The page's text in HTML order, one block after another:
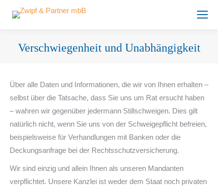
Verschwiegenheit und Unabhängigkeit
Über alle Daten und Informationen, die wir von Ihnen erhalten –
selbst über die Tatsache, dass Sie uns um Rat ersucht haben
– wahren wir gegenüber jedermann Stillschweigen. Dies gilt
natürlich nicht, wenn Sie uns von der Schweigepflicht befreien,
beispielsweise für Verhandlungen mit Banken oder die
Deckungsanfrage bei der Rechtsschutzversicherung.
Wir sind einzig und allein Ihnen als unseren Mandanten
verpflichtet. Unsere Kanzlei ist weder dem Staat noch privaten